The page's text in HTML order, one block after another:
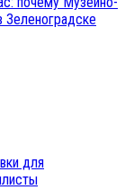
Зеленоградске
для